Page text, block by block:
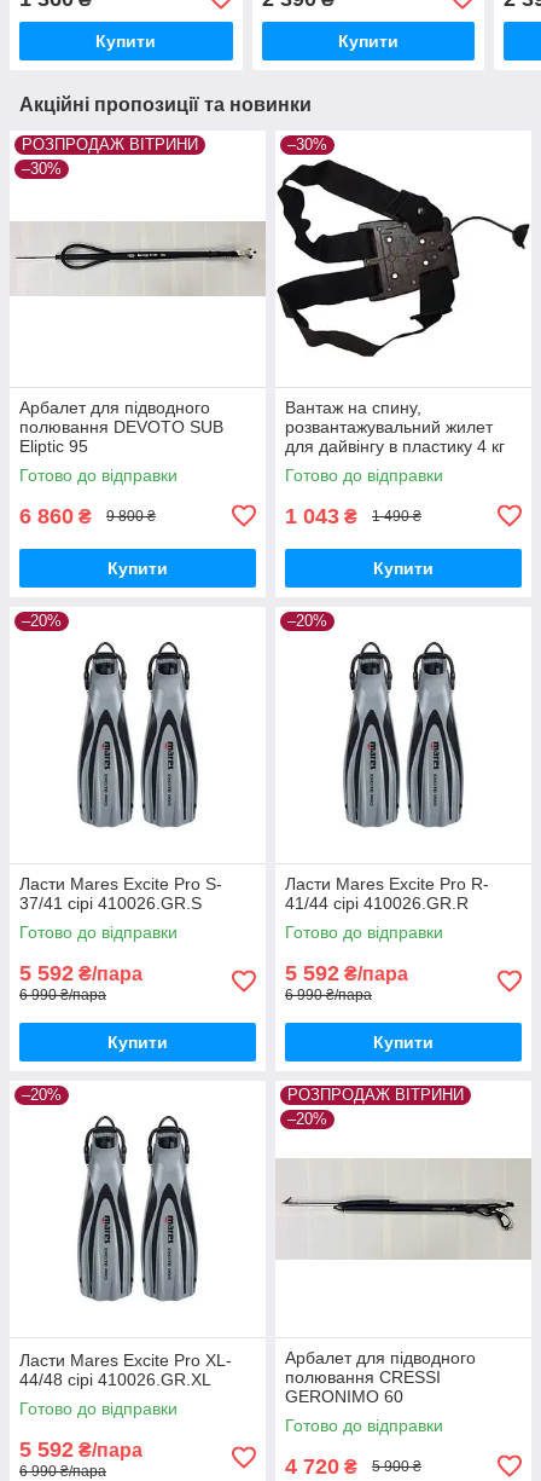
Купити Купити
Акційні пропозиції та новинки
РОЗПРОДАЖ ВІТРИНИ
–30%
Арбалет для підводного
полювання DEVOTO SUB
Eliptic 95
Готово до відправки
6 860 ₴ 9 800 ₴
Купити
–30%
Вантаж на спину,
розвантажувальний жилет
для дайвінгу в пластику 4 кг
М0100
Готово до відправки
1 043 ₴ 1 490 ₴
Купити
–20%
Ласти Mares Excite Pro S-
37/41 сірі 410026.GR.S
Готово до відправки
5 592 ₴/пара
6 990 ₴/пара
Купити
–20%
Ласти Mares Excite Pro R-
41/44 сірі 410026.GR.R
Готово до відправки
5 592 ₴/пара
6 990 ₴/пара
Купити
–20%
Ласти Mares Excite Pro XL-
44/48 сірі 410026.GR.XL
Готово до відправки
5 592 ₴/пара
6 990 ₴/пара
РОЗПРОДАЖ ВІТРИНИ
–20%
Арбалет для підводного
полювання CRESSI
GERONIMO 60
Готово до відправки
4 720 ₴ 5 900 ₴